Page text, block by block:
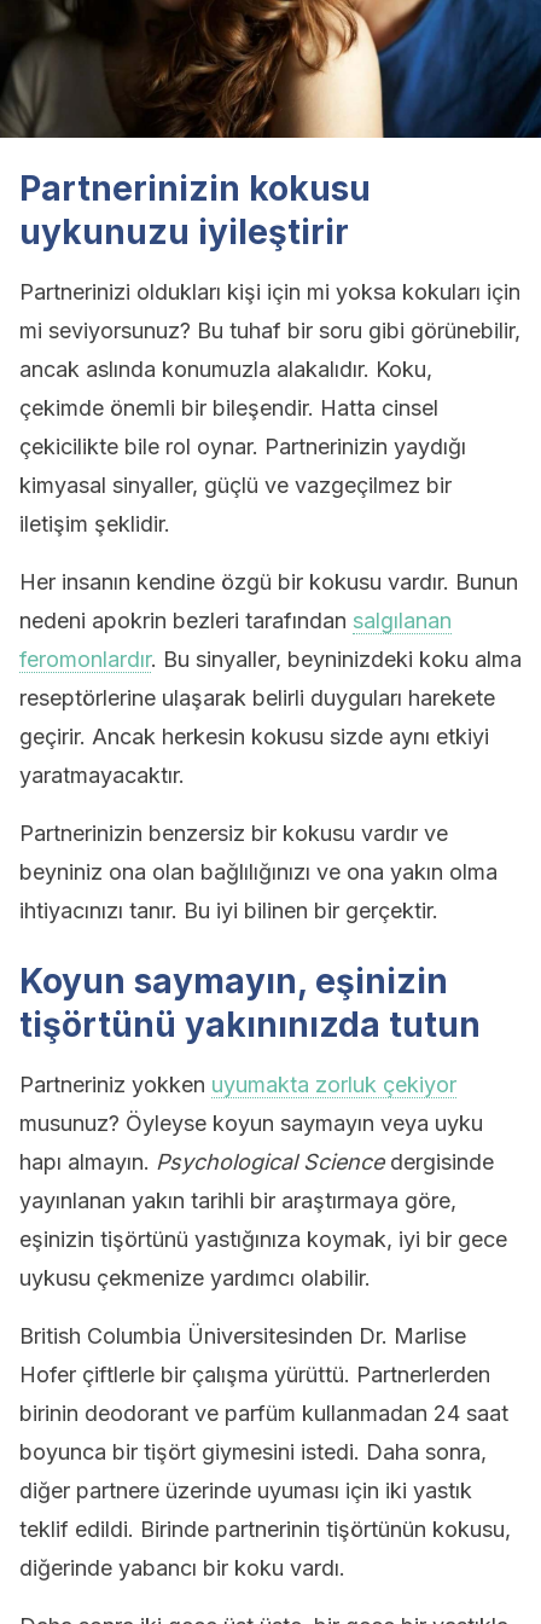
Partnerinizin kokusu
uykunuzu iyileştirir
Partnerinizi oldukları kişi için mi yoksa kokuları için
mi seviyorsunuz? Bu tuhaf bir soru gibi görünebilir,
ancak aslında konumuzla alakalıdır. Koku,
çekimde önemli bir bileşendir. Hatta cinsel
çekicilikte bile rol oynar. Partnerinizin yaydığı
kimyasal sinyaller, güçlü ve vazgeçilmez bir
iletişim şeklidir.
Her insanın kendine özgü bir kokusu vardır. Bunun
nedeni apokrin bezleri tarafından salgılanan
feromonlardır. Bu sinyaller, beyninizdeki koku alma
reseptörlerine ulaşarak belirli duyguları harekete
geçirir. Ancak herkesin kokusu sizde aynı etkiyi
yaratmayacaktır.
Partnerinizin benzersiz bir kokusu vardır ve
beyniniz ona olan bağlılığınızı ve ona yakın olma
ihtiyacınızı tanır. Bu iyi bilinen bir gerçektir.
Koyun saymayın, eşinizin
tişörtünü yakınınızda tutun
Partneriniz yokken uyumakta zorluk çekiyor
musunuz? Öyleyse koyun saymayın veya uyku
hapı almayın. Psychological Sciencedergisinde
yayınlanan yakın tarihli bir araştırmaya göre,
eşinizin tişörtünü yastığınıza koymak, iyi bir gece
uykusu çekmenize yardımcı olabilir.
British Columbia Üniversitesinden Dr. Marlise
Hofer çiftlerle bir çalışma yürüttü. Partnerlerden
birinin deodorant ve parfüm kullanmadan 24 saat
boyunca bir tişört giymesini istedi. Daha sonra,
diğer partnere üzerinde uyuması için iki yastık
teklif edildi. Birinde partnerinin tişörtünün kokusu,
diğerinde yabancı bir koku vardı.